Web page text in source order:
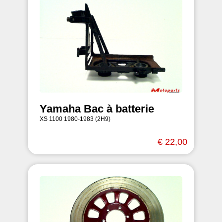
Yamaha Bac à batterie
XS 1100 1980-1983 (2H9)
€ 22,00